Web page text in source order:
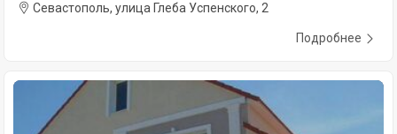
Севастополь, улица Глеба Успенского, 2
Подробнее